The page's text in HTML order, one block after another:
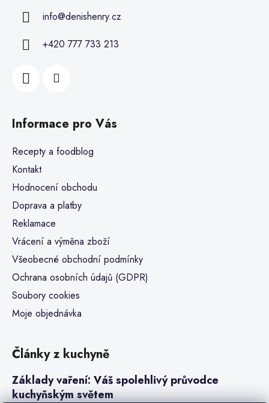
info@denishenry.cz
+420 777 733 213
Informace pro Vás
Recepty a foodblog
Kontakt
Hodnocení obchodu
Doprava a platby
Reklamace
Vrácení a výměna zboží
Všeobecné obchodní podmínky
Ochrana osobních údajů (GDPR)
Soubory cookies
Moje objednávka
Články z kuchyně
Základy vaření: Váš spolehlivý průvodce
kuchyňským světem